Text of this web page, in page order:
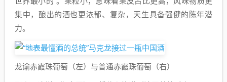
集中，酿出的酒也更浓郁、复杂，天生具备强健的陈年潜
力。
龙谕赤霞珠葡萄（左）与普通赤霞珠葡萄（右）